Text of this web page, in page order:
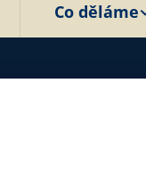
Co děláme